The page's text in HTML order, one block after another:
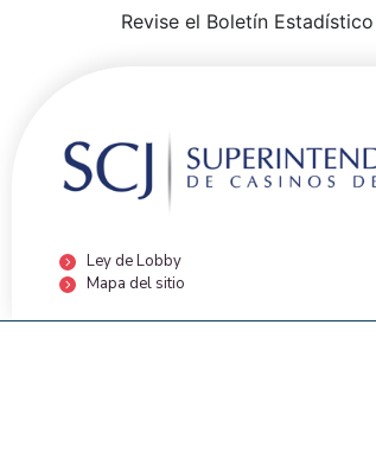
Revise el Boletín
Ley de Lobby
Mapa del sitio